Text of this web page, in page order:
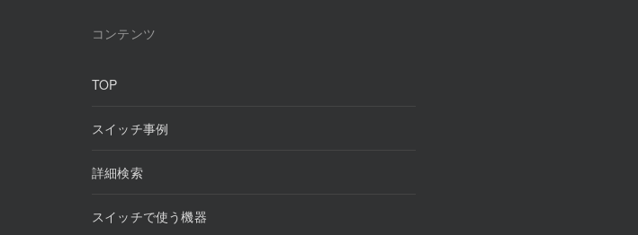
コンテンツ
TOP
スイッチ事例
詳細検索
スイッチで使う機器